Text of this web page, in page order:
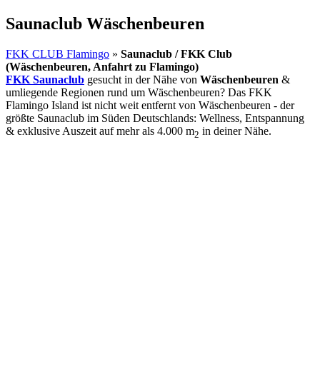
Saunaclub Wäschenbeuren
FKK CLUB Flamingo » Saunaclub / FKK Club
(Wäschenbeuren, Anfahrt zu Flamingo)
FKK Saunaclub gesucht in der Nähe von Wäschenbeuren &
umliegende Regionen rund um Wäschenbeuren? Das FKK
Flamingo Island ist nicht weit entfernt von Wäschenbeuren - der
größte Saunaclub im Süden Deutschlands: Wellness, Entspannung
& exklusive Auszeit auf mehr als 4.000 m2 in deiner Nähe.